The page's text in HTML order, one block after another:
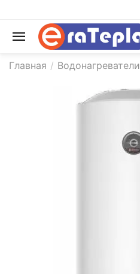
Главная / Водонагреватели